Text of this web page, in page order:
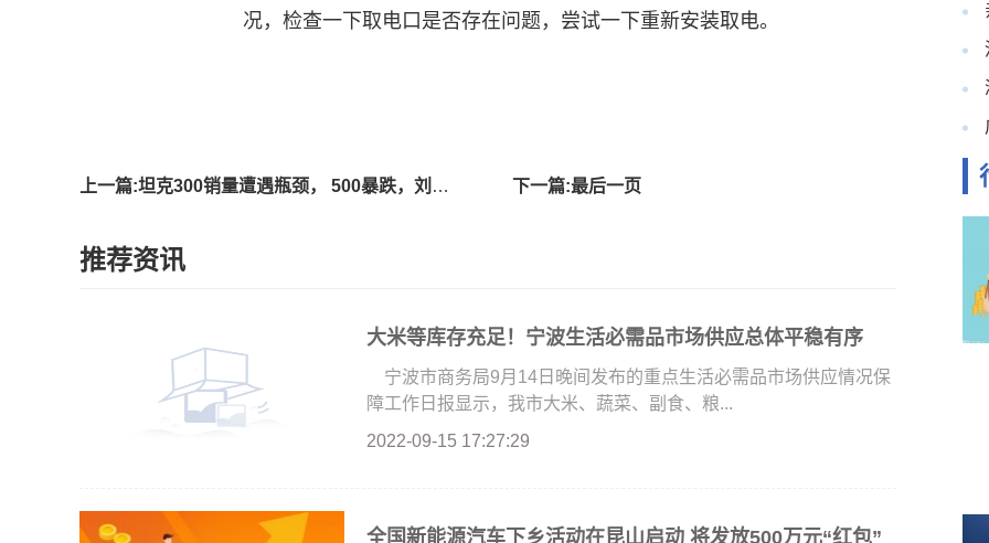
况，检查一下取电口是否存在问题，尝试一下重新安装取电。
上一篇:坦克300销量遭遇瓶颈， 500暴跌，刘艳钊的平替模式遇天花板，难 下一篇:最后一页
推荐资讯
大米等库存充足！宁波生活必需品市场供应总体平稳有序
宁波市商务局9月14日晚间发布的重点生活必需品市场供应情况保
障工作日报显示，我市大米、蔬菜、副食、粮...
2022-09-15 17:27:29
全国新能源汽车下乡活动在昆山启动 将发放500万元“红包”